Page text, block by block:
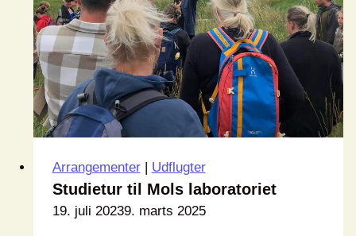
Arrangementer| Udflugter
Studietur til Mols laboratoriet
19. juli 20239. marts 2025